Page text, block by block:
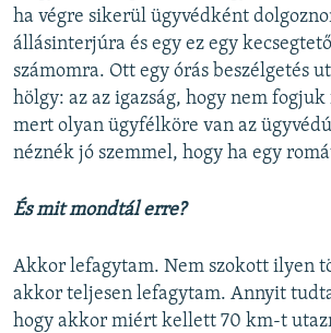
ha végre sikerül ügyvédként
állásinterjúra és egy ez egy
számomra. Ott egy órás beszélgetés
hölgy: az az igazság, hogy nem
mert olyan ügyfélköre van az
néznék jó szemmel, hogy ha egy
És mit mondtál erre?
Akkor lefagytam. Nem szokott ilyen
akkor teljesen lefagytam. Annyit
hogy akkor miért kellett 70 km-t